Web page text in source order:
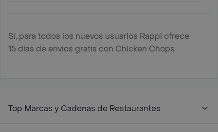
Sí, para todos los nuevos usuarios Rappi ofrece
15 días de envíos gratis con Chicken Chops
Top Marcas y Cadenas de Restaurantes